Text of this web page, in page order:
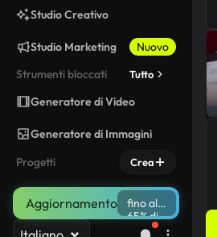
Studio Creativo
Studio Marketing
Nuovo
Strumenti bloccati
Tutto
Generatore di Video
Generatore di Immagini
Progetti
Crea
Aggiornamento
fino al
65% di
sconto